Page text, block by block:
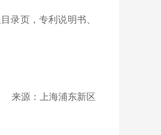
录页，专利说明书、
来源：上海浦东新区